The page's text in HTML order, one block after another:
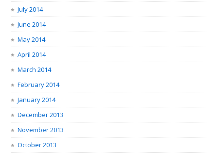
July 2014
June 2014
May 2014
April 2014
March 2014
February 2014
January 2014
December 2013
November 2013
October 2013